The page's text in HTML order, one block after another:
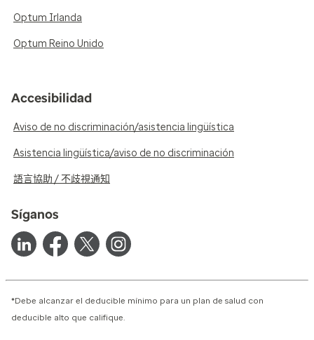
Optum Irlanda
Optum Reino Unido
Accesibilidad
Aviso de no discriminación/asistencia lingüística
Asistencia lingüística/aviso de no discriminación
語言協助 / 不歧視通知
Síganos
*Debe alcanzar el deducible mínimo para un plan de salud con
deducible alto que califique.